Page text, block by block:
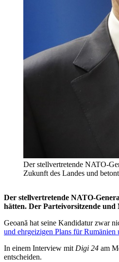
Der stellvertretende NATO-
Zukunft des Landes und
Der stellvertretende NATO-
hätten. Der Parteivorsitzende und
Geoană hat seine Kandidatur zwar
und ehrgeizigen Plans für Rumänien
In einem Interview mit Digi 24 am
entscheiden.